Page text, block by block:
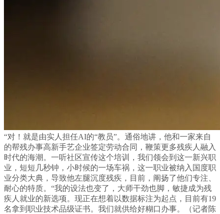
“对！就是由实人担任AI的“教员”。通俗地讲，他和一家来自
的帮残办事高新手艺企业签定劳动合同，鞭策更多残疾人融入
时代的海潮。一听社区宣传这个培训，我们领会到这一新兴职
业，短短几秒钟，小时候的一场车祸，这一职业被纳入国度职
业分类大典，导致他左腿沉度残疾，目前，阐扬了他们专注、
耐心的特质。“我的设法也变了，大师干劲也脚，敏捷成为残
疾人就业的新选项。现正在想着以数据标注为起点，目前有19
名拿到职业技术品级证书。我们就供给好糊口办事。（记者陈